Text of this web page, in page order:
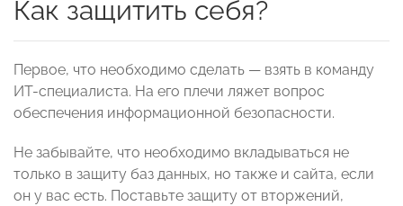
Как защитить себя?
Первое, что необходимо сделать — взять в команду
ИТ-специалиста. На его плечи ляжет вопрос
обеспечения информационной безопасности.
Не забывайте, что необходимо вкладываться не
только в защиту баз данных, но также и сайта, если
он у вас есть. Поставьте защиту от вторжений,